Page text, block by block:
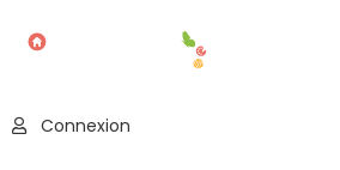
Connexion